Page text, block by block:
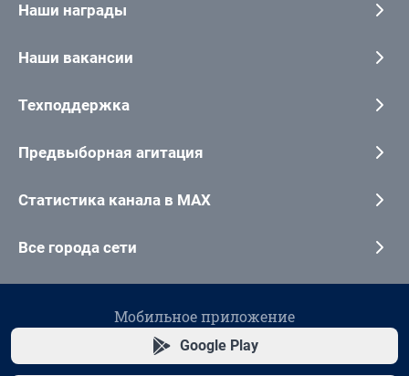
Наши награды
Наши вакансии
Техподдержка
Предвыборная агитация
Статистика канала в MAX
Все города сети
Мобильное приложение
Google Play